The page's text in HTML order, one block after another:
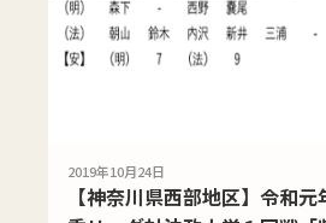
2019年10月24日
【神奈川県西部地区】令和